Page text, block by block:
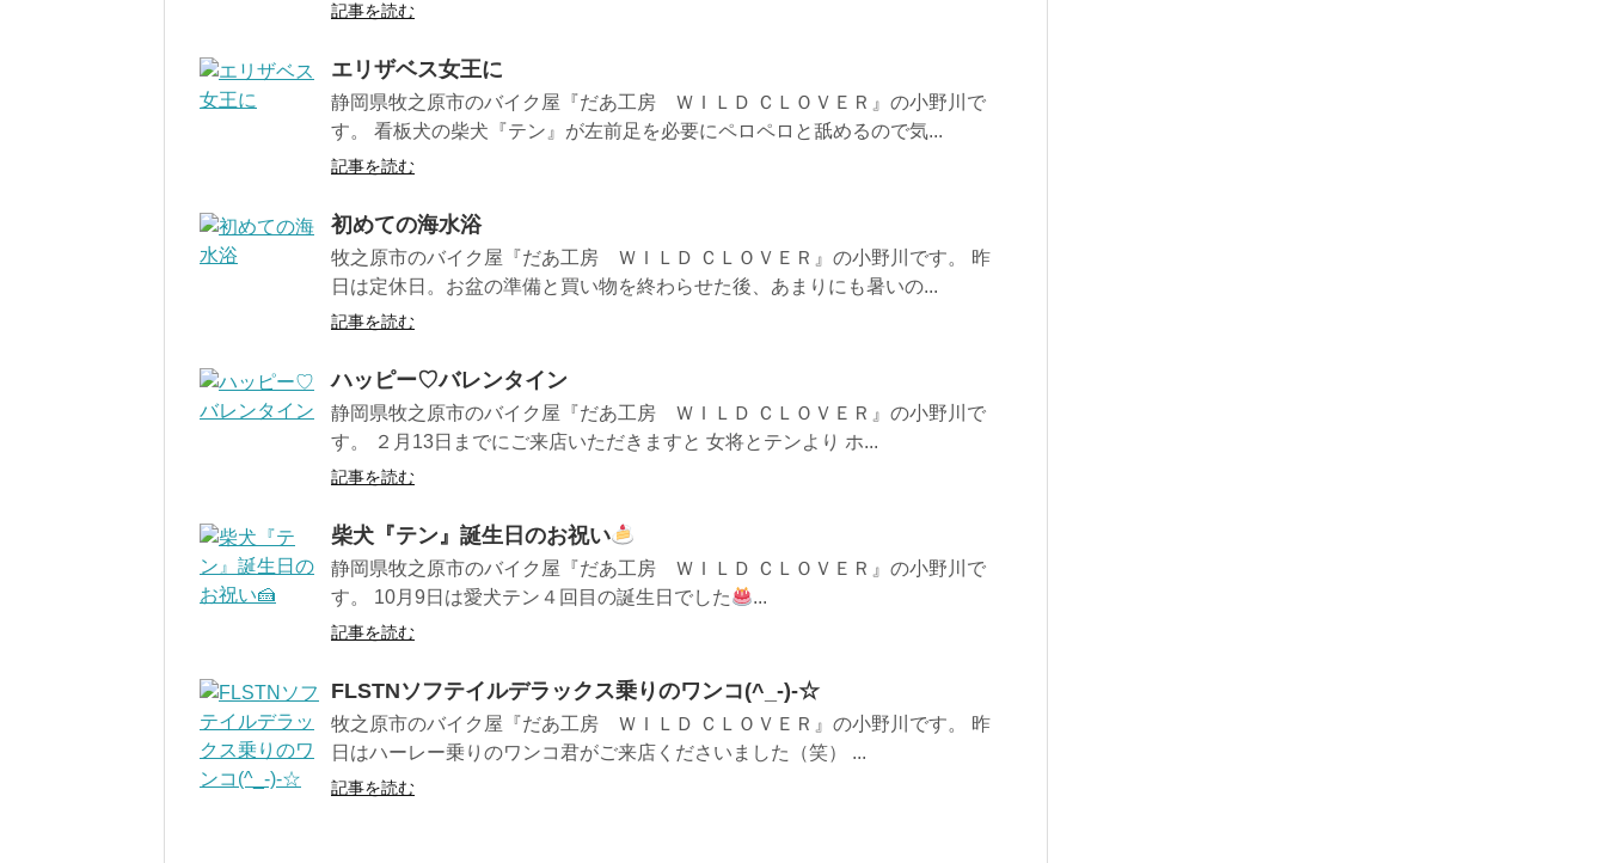
記事を読む
エリザベス女王に
静岡県牧之原市のバイク屋『だあ工房 ＷＩＬＤ ＣＬＯＶＥＲ』の小野川で
す。 看板犬の柴犬『テン』が左前足を必要にペロペロと舐めるので気...
記事を読む
初めての海水浴
牧之原市のバイク屋『だあ工房 ＷＩＬＤ ＣＬＯＶＥＲ』の小野川です。 昨
日は定休日。お盆の準備と買い物を終わらせた後、あまりにも暑いの...
記事を読む
ハッピー♡バレンタイン
静岡県牧之原市のバイク屋『だあ工房 ＷＩＬＤ ＣＬＯＶＥＲ』の小野川で
す。 ２月13日までにご来店いただきますと 女将とテンより ホ...
記事を読む
柴犬『テン』誕生日のお祝い
静岡県牧之原市のバイク屋『だあ工房 ＷＩＬＤ ＣＬＯＶＥＲ』の小野川で
す。 10月9日は愛犬テン４回目の誕生日でした
...
記事を読む
FLSTNソフテイルデラックス乗りのワンコ(^_-)-☆
牧之原市のバイク屋『だあ工房 ＷＩＬＤ ＣＬＯＶＥＲ』の小野川です。 昨
日はハーレー乗りのワンコ君がご来店くださいました（笑） ...
記事を読む